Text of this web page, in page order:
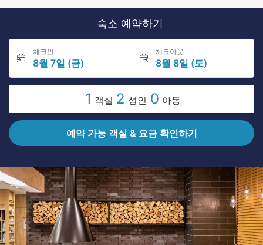
숙소 예약하기
체크인
8월 7일 (금)
체크아웃
8월 8일 (토)
1 객실 2 성인 0 아동
예약 가능 객실 & 요금 확인하기